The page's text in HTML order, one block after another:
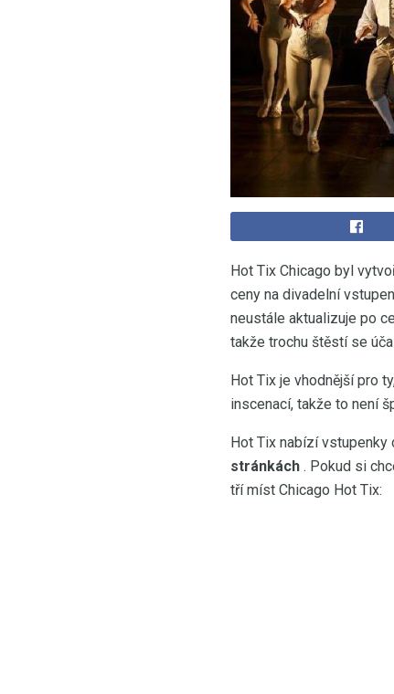
Hot Tix Chicago byl
ceny na divadelní
neustále aktualizuje po
takže trochu štěstí se
Hot Tix je vhodnější pro
inscenací, takže to není
Hot Tix nabízí vstupenky
stránkách . Pokud si
tří míst Chicago Hot Tix: